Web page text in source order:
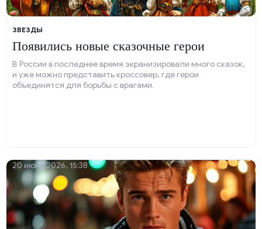
ЗВЕЗДЫ
Появились новые сказочные герои
В России в последнее время экранизировали много сказок,
и уже можно представить кроссовер, где герои
объединятся для борьбы с врагами.
20 июня 2026, 15:38